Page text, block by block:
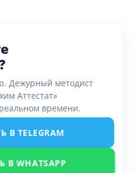
Дежурный методист
Аттестат»
времени.
TELEGRAM
WHATSAPP